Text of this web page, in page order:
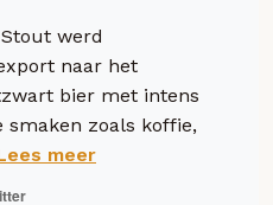
werd
naar het
bier met intens
smaken zoals koffie,
meer